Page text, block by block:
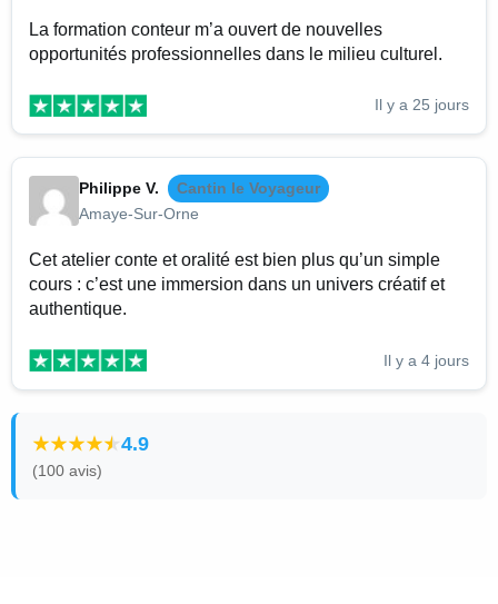
La formation conteur m’a ouvert de nouvelles
opportunités professionnelles dans le milieu culturel.
Il y a 25 jours
Philippe V.
Cantin le Voyageur
Amaye-Sur-Orne
Cet atelier conte et oralité est bien plus qu’un simple
cours : c’est une immersion dans un univers créatif et
authentique.
Il y a 4 jours
4.9
(100 avis)